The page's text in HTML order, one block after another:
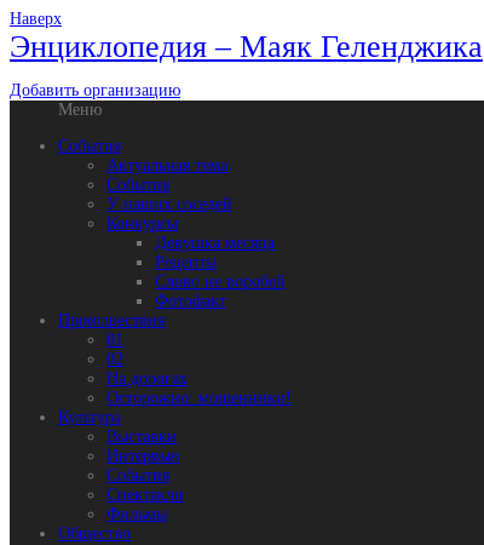
Наверх
Энциклопедия – Маяк Геленджика
Добавить организацию
Меню
События
Актуальная тема
События
У наших соседей
Конкурсы
Девушка месяца
Рецепты
Слово не воробей
Фотофакт
Происшествия
01
02
На дорогах
Осторожно: мошенники!
Культура
Выставки
Интервью
События
Спектакли
Фильмы
Общество